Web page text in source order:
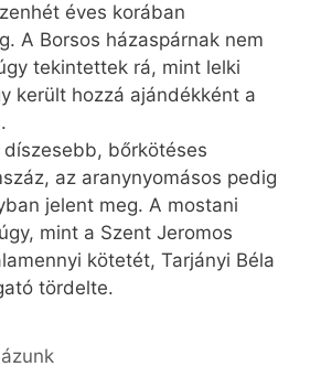
éves korában
A Borsos házaspárnak nem
tekintettek rá, mint lelki
került hozzá ajándékként a
bőrkötéses
az aranynyomásos pedig
jelent meg. A mostani
mint a Szent Jeromos
kötetét, Tarjányi Béla
tördelte.